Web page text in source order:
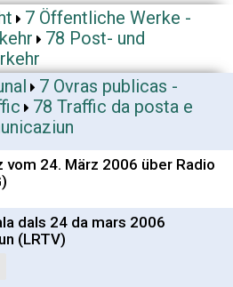
7 Öffentliche Werke -
78 Post- und
7 Ovras publicas -
78 Traffic da posta e
24. März 2006 über Radio
dals 24 da mars 2006
(LRTV)